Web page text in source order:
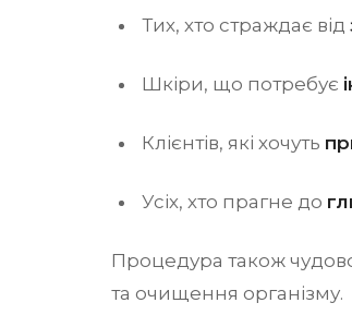
Тих, хто страждає від
Шкіри, що потребує
Клієнтів, які хочуть
Усіх, хто прагне до
Процедура також
та очищення організму.